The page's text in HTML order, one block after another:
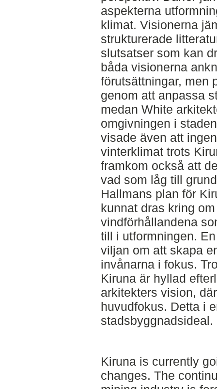
aspekterna
klimat. Visionerna
strukturerade
slutsatser som kan
båda visionerna
förutsättningar, men
genom att anpassa
medan White
omgivningen i
visade även att
vinterklimat trots
framkom också att
vad som låg till
Hallmans plan för
kunnat dras kring
vindförhållandena
till i utformningen.
viljan om att skapa
invånarna i fokus.
Kiruna är hyllad
arkitekters vision,
huvudfokus. Detta i
stadsbyggnadsideal.
Kiruna is currently
changes. The